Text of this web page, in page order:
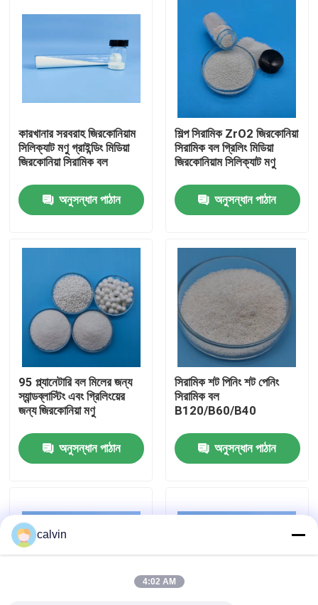
আমাদের সম্পর্কে
কারখানা ভ্রমণ
মান নিয়ন্ত্রণ
আমাদের সাথে যোগাযোগ করুন
উদ্ধৃতির জন্য আবেদন
সিরামিক পুঁতি বিস্ফোরণ
কারখানার সরবরাহ জিরকোনিয়াম
সিলিক্যাট মণু গ্রাইন্ডিং মিডিয়া
জিরকোনিয়া সিরামিক বল
অনুসন্ধান পাঠান
শিল্প সিরামিক ZrO2 জিরকোনিয়া
সিরামিক বল গ্রিলিং মিডিয়া
জিরকোনিয়াম সিলিক্যাট মণু
অনুসন্ধান পাঠান
95 প্ল্যানেটারি বল মিলের জন্য
স্যান্ডব্লাস্টিং এবং গ্রিলিংয়ের
জন্য জিরকোনিয়া মণু
অনুসন্ধান পাঠান
সিরামিক শট পিনিং শট পেনিং
সিরামিক বল
B120/B60/B40
অনুসন্ধান পাঠান
calvin
4:02 AM